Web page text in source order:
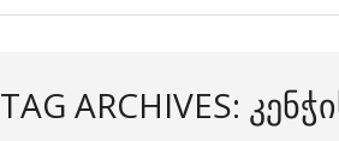
TAG ARCHIVES: